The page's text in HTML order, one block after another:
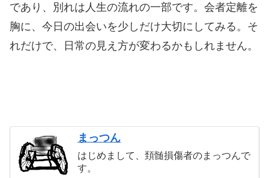
であり、別れは人生の流れの一部です。会者定離を
胸に、今日の出会いを少しだけ大切にしてみる。そ
れだけで、日常の見え方が変わるかもしれません。
まっつん
はじめまして、頚髄損傷者のまっつんで
す。